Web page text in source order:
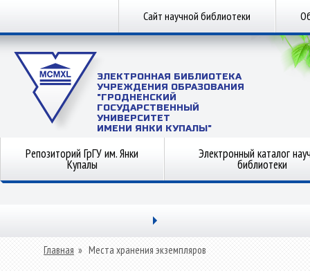
Сайт научной библиотеки
ЭЛЕКТРОННАЯ БИБЛИОТЕКА
УЧРЕЖДЕНИЯ ОБРАЗОВАНИЯ
"ГРОДНЕНСКИЙ
ГОСУДАРСТВЕННЫЙ
УНИВЕРСИТЕТ
ИМЕНИ ЯНКИ КУПАЛЫ"
Репозиторий ГрГУ им. Янки
Купалы
Электронный каталог
библиотеки
Главная » Места хранения экземпляров